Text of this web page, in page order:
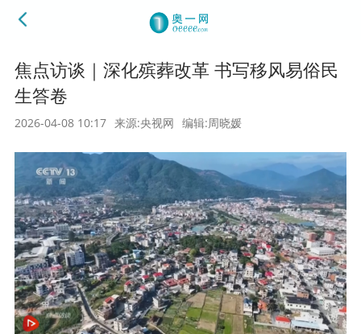
焦点访谈｜深化殡葬改革 书写移风易俗民
生答卷
2026-04-08 10:17 来源:央视网 编辑:周晓媛